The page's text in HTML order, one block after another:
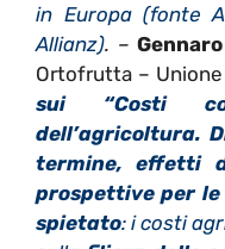
in Europa (fonte
Allianz). –
Ortofrutta –
sui “Costi
dell’agricoltura.
termine, effetti
prospettive per
spietato: i costi